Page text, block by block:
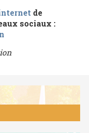
de
sociaux :